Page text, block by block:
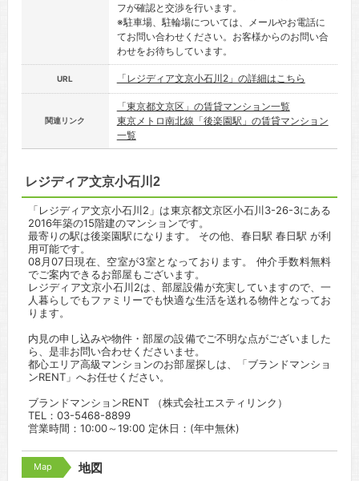
フが確認と交渉を行います。
※駐車場、駐輪場については、メールやお電話に
てお問い合わせください。お客様からのお問い合
わせをお待ちしています。
URL 「レジディア文京小石川2」の詳細はこちら
関連リンク
「東京都文京区」の賃貸マンション一覧
東京メトロ南北線「後楽園駅」の賃貸マンション
一覧
レジディア文京小石川2
「レジディア文京小石川2」は東京都文京区小石川3-26-3にある
2016年築の15階建のマンションです。
最寄りの駅は後楽園駅になります。 その他、春日駅 春日駅 が利
用可能です。
08月07日現在、空室が3室となっております。 仲介手数料無料
でご案内できるお部屋もございます。
レジディア文京小石川2は、部屋設備が充実していますので、一
人暮らしでもファミリーでも快適な生活を送れる物件となってお
ります。
内見の申し込みや物件・部屋の設備でご不明な点がございました
ら、是非お問い合わせくださいませ。
都心エリア高級マンションのお部屋探しは、「ブランドマンショ
ンRENT」へお任せください。
ブランドマンションRENT （株式会社エスティリンク）
TEL：03-5468-8899
営業時間：10:00～19:00 定休日：(年中無休)
Map 地図